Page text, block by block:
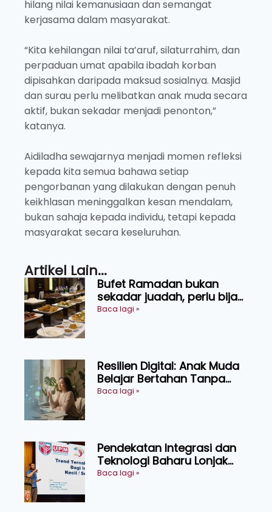
hilang nilai kemanusiaan dan semangat
kerjasama dalam masyarakat.
“Kita kehilangan nilai ta’aruf, silaturrahim, dan
perpaduan umat apabila ibadah korban
dipisahkan daripada maksud sosialnya. Masjid
dan surau perlu melibatkan anak muda secara
aktif, bukan sekadar menjadi penonton,”
katanya.
Aidiladha sewajarnya menjadi momen refleksi
kepada kita semua bahawa setiap
pengorbanan yang dilakukan dengan penuh
keikhlasan meninggalkan kesan mendalam,
bukan sahaja kepada individu, tetapi kepada
masyarakat secara keseluruhan.
Artikel Lain...
Bufet Ramadan bukan
sekadar juadah, perlu bijak
memilih dan selamat
Baca lagi »
Resilien Digital: Anak Muda
Belajar Bertahan Tanpa
Perlu Menekan Diri
Baca lagi »
Pendekatan Integrasi dan
Teknologi Baharu Lonjak
Produktiviti Ternakan
Baca lagi »